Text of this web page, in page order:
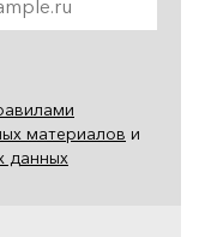
материалов и
данных